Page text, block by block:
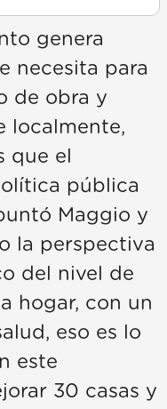
genera
necesita para
de obra y
localmente,
que el
pública
Maggio y
la perspectiva
del nivel de
hogar, con un
eso es lo
este
30 casas y